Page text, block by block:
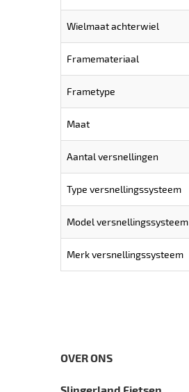
Wielmaat achterwiel
Framemateriaal
Frametype
Maat
Aantal versnellingen
Type versnellingssysteem
Model versnellingssysteem
Merk versnellingssysteem
OVER ONS
Slingerland Fietsen